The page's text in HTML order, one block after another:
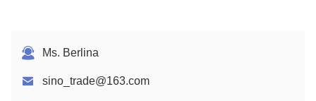
Ms. Berlina
sino_trade@163.com